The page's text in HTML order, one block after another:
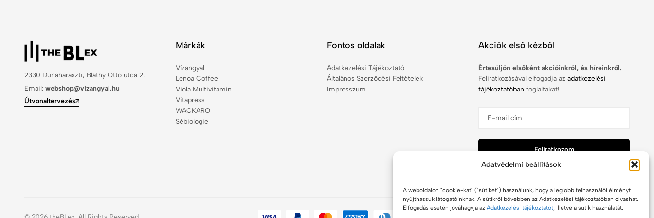
Adatvédelmi beállítások
A weboldalon "cookie-kat" ("sütiket") használunk, hogy a legjobb felhasználói élményt
nyújthassuk látogatóinknak. A sütikről bővebben az Adatkezelési tájékoztatóban olvashat.
Elfogadás esetén jóváhagyja az Adatkezelési tájékoztatót, illetve a sütik használatát.
2330 Dunaharaszti, Bláthy Ottó utca 2.
Email: webshop@vizangyal.hu
Útvonaltervezés
Márkák
Vízangyal
Lenoa Coffee
Viola Multivitamin
Vitapress
WACKARO
Sébiologie
Fontos oldalak
Adatkezelési Tájékoztató
Általános Szerződési Feltételek
Impresszum
Akciók első kézből
Értesüljön elsőként akcióinkról, és híreinkről.
Feliratkozásával elfogadja az adatkezelési
tájékoztatóban foglaltakat!
Feliratkozom